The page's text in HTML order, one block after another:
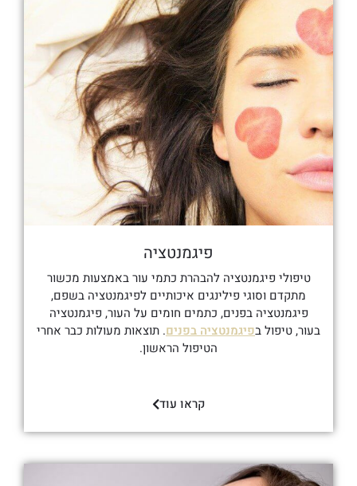
פיגמנטציה
טיפולי פיגמנטציה להבהרת כתמי עור באמצעות מכשור
מתקדם וסוגי פילינגים איכותיים לפיגמנטציה בשפם,
פיגמנטציה בפנים, כתמים חומים על העור, פיגמנטציה
בעור, טיפול בפיגמנטציה בפנים. תוצאות מעולות כבר אחרי
הטיפול הראשון.
קראו עוד